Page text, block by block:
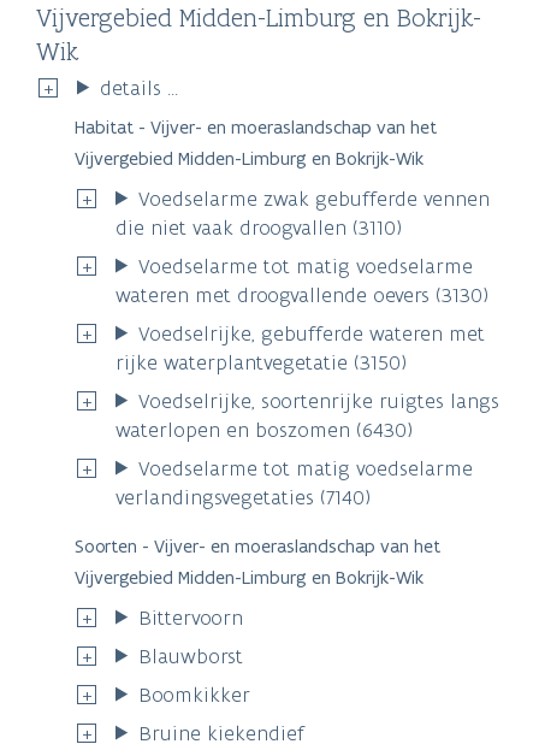
Vijvergebied Midden-Limburg en Bokrijk-
Wik
details ...
Habitat - Vijver- en moeraslandschap van het
Vijvergebied Midden-Limburg en Bokrijk-Wik
Voedselarme zwak gebufferde vennen
die niet vaak droogvallen (3110)
Voedselarme tot matig voedselarme
wateren met droogvallende oevers (3130)
Voedselrijke, gebufferde wateren met
rijke waterplantvegetatie (3150)
Voedselrijke, soortenrijke ruigtes langs
waterlopen en boszomen (6430)
Voedselarme tot matig voedselarme
verlandingsvegetaties (7140)
Soorten - Vijver- en moeraslandschap van het
Vijvergebied Midden-Limburg en Bokrijk-Wik
Bittervoorn
Blauwborst
Boomkikker
Bruine kiekendief